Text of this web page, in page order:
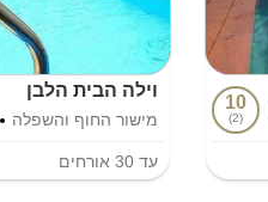
10
2
וילה הבית הלבן
מישור החוף והשפלה
עד 30אורחים